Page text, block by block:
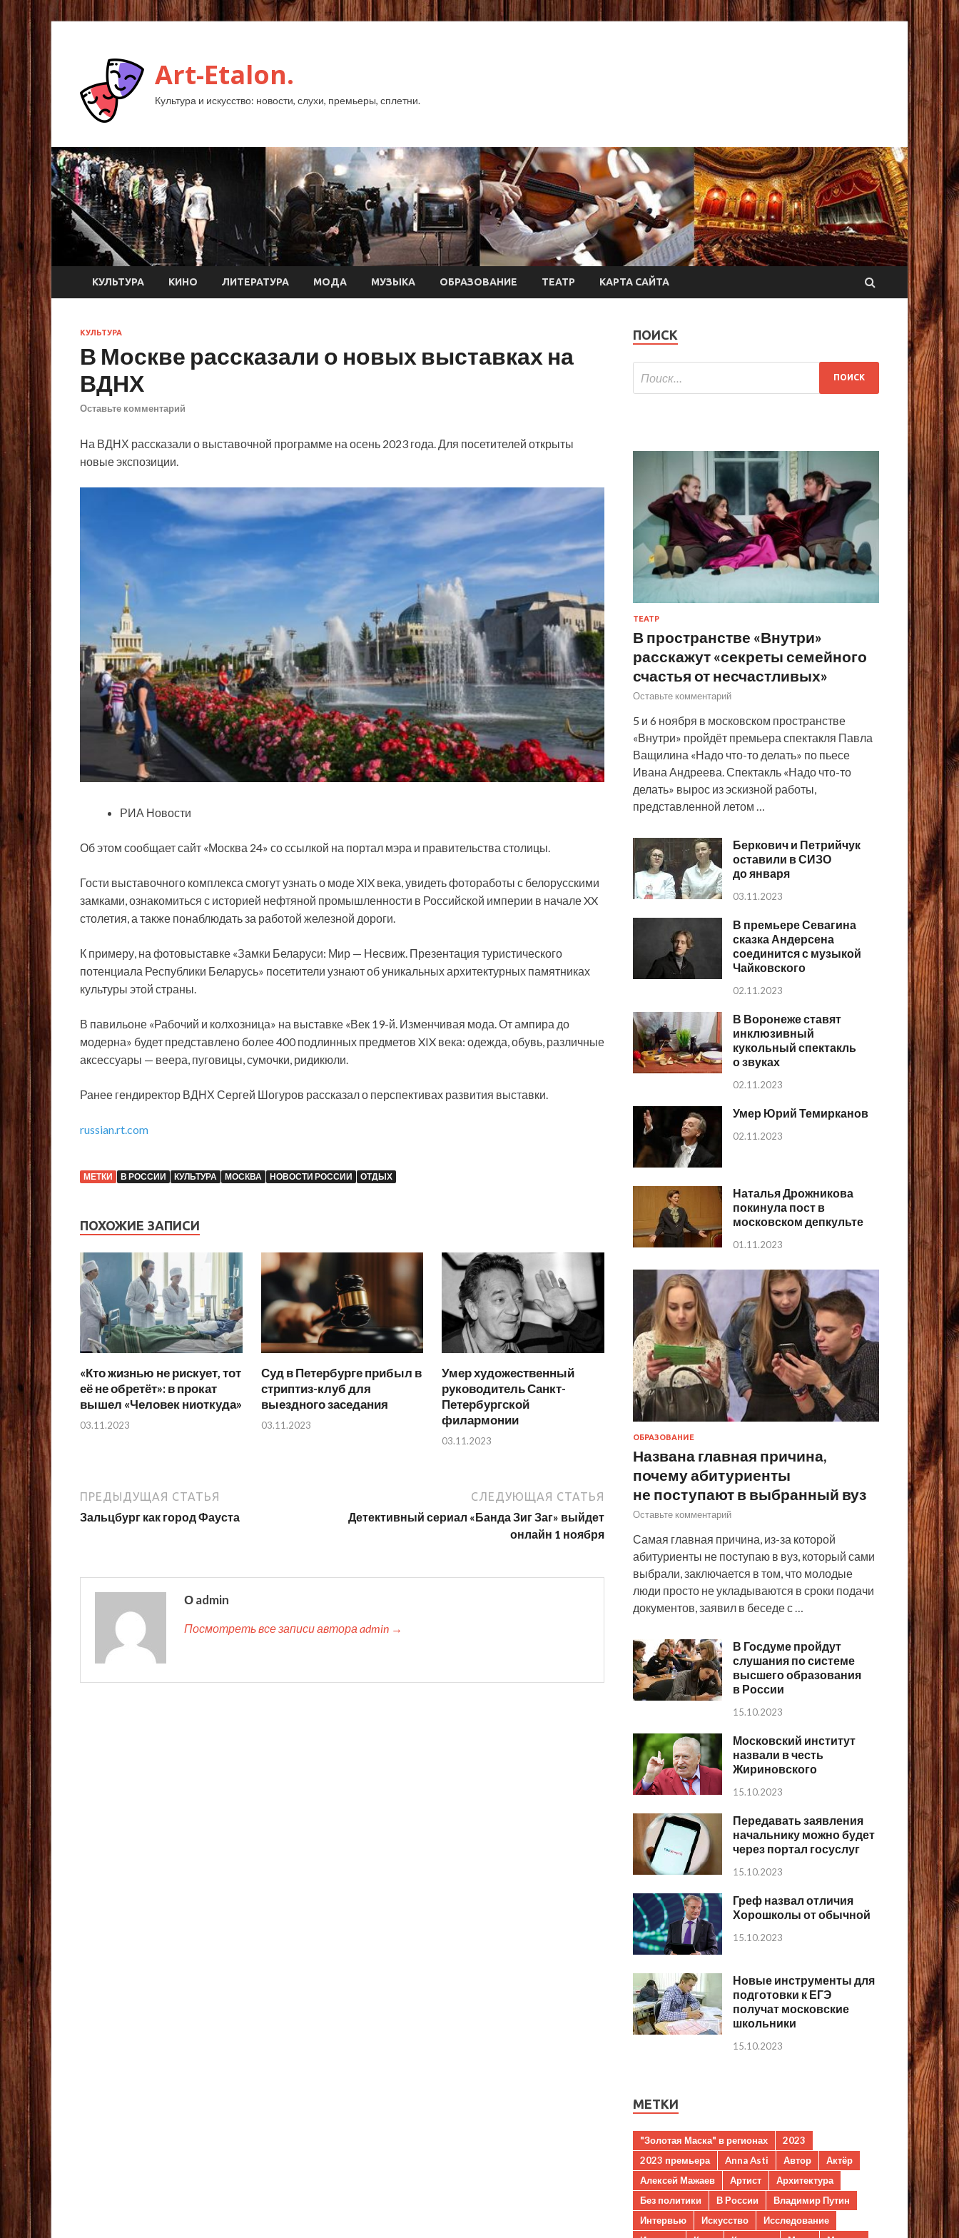
Art-Etalon.
Культура и искусство: новости, слухи, премьеры, сплетни.
КУЛЬТУРА КИНО ЛИТЕРАТУРА МОДА МУЗЫКА ОБРАЗОВАНИЕ ТЕАТР КАРТА САЙТА
КУЛЬТУРА
В Москве рассказали о новых выставках на
ВДНХ
Оставьте комментарий
На ВДНХ рассказали о выставочной программе на осень 2023 года. Для посетителей открыты
новые экспозиции.
РИА Новости
Об этом сообщает сайт «Москва 24» со ссылкой на портал мэра и правительства столицы.
Гости выставочного комплекса смогут узнать о моде XIX века, увидеть фотоработы с белорусскими
замками, ознакомиться с историей нефтяной промышленности в Российской империи в начале XX
столетия, а также понаблюдать за работой железной дороги.
К примеру, на фотовыставке «Замки Беларуси: Мир — Несвиж. Презентация туристического
потенциала Республики Беларусь» посетители узнают об уникальных архитектурных памятниках
культуры этой страны.
В павильоне «Рабочий и колхозница» на выставке «Век 19-й. Изменчивая мода. От ампира до
модерна» будет представлено более 400 подлинных предметов XIX века: одежда, обувь, различные
аксессуары — веера, пуговицы, сумочки, ридикюли.
Ранее гендиректор ВДНХ Сергей Шогуров рассказал о перспективах развития выставки.
russian.rt.com
МЕТКИ В РОССИИ КУЛЬТУРА МОСКВА НОВОСТИ РОССИИ ОТДЫХ
ПОХОЖИЕ ЗАПИСИ
«Кто жизнью не рискует, тот
её не обретёт»: в прокат
вышел «Человек ниоткуда»
03.11.2023
Суд в Петербурге прибыл в
стриптиз-клуб для
выездного заседания
03.11.2023
Умер художественный
руководитель Санкт-
Петербургской
филармонии
03.11.2023
ПРЕДЫДУЩАЯ СТАТЬЯ
Зальцбург как город Фауста
СЛЕДУЮЩАЯ СТАТЬЯ
Детективный сериал «Банда Зиг Заг» выйдет
онлайн 1 ноября
О admin
Посмотреть все записи автора admin →
ПОИСК
ТЕАТР
В пространстве «Внутри»
расскажут «секреты семейного
счастья от несчастливых»
Оставьте комментарий
5 и 6 ноября в московском пространстве
«Внутри» пройдёт премьера спектакля Павла
Ващилина «Надо что-то делать» по пьесе
Ивана Андреева. Спектакль «Надо что-то
делать» вырос из эскизной работы,
представленной летом …
Беркович и Петрийчук
оставили в СИЗО
до января
03.11.2023
В премьере Севагина
сказка Андерсена
соединится с музыкой
Чайковского
02.11.2023
В Воронеже ставят
инклюзивный
кукольный спектакль
о звуках
02.11.2023
Умер Юрий Темирканов
02.11.2023
Наталья Дрожникова
покинула пост в
московском депкульте
01.11.2023
ОБРАЗОВАНИЕ
Названа главная причина,
почему абитуриенты
не поступают в выбранный вуз
Оставьте комментарий
Самая главная причина, из-за которой
абитуриенты не поступаю в вуз, который сами
выбрали, заключается в том, что молодые
люди просто не укладываются в сроки подачи
документов, заявил в беседе с …
В Госдуме пройдут
слушания по системе
высшего образования
в России
15.10.2023
Московский институт
назвали в честь
Жириновского
15.10.2023
Передавать заявления
начальнику можно будет
через портал госуслуг
15.10.2023
Греф назвал отличия
Хорошколы от обычной
15.10.2023
Новые инструменты для
подготовки к ЕГЭ
получат московские
школьники
15.10.2023
МЕТКИ
"Золотая Маска" в регионах
2023
2023 премьера
Anna Asti Автор
Актёр
Алексей Мажаев
Артист
Архитектура
Без политики
В России
Владимир Путин
Интервью
Искусство
Исследование